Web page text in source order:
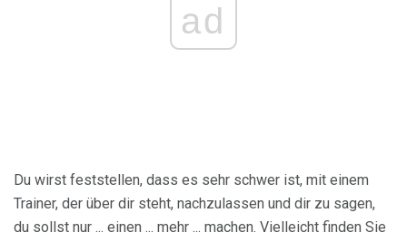
ad
Du wirst feststellen, dass es sehr schwer ist, mit einem
Trainer, der über dir steht, nachzulassen und dir zu sagen,
du sollst nur ... einen ... mehr ... machen. Vielleicht finden Sie